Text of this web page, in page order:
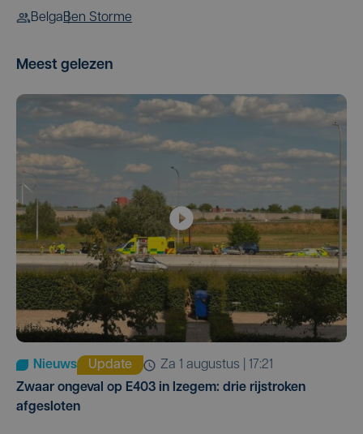
BelgaBen Storme
Meest gelezen
Nieuws Update
za 1 augustus | 17:21
Zwaar ongeval op E403 in Izegem: drie rijstroken
afgesloten